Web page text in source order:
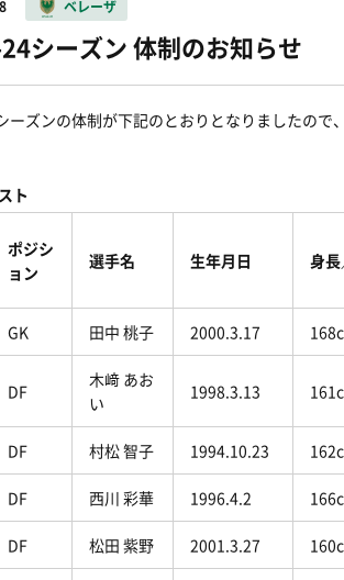
ベレーザ
シーズン 体制のお知らせ
ーズンの体制が下記のとおりとなりましたの
ト
ポジシ
ョン
選手名 生年月日 身
GK 田中 桃子 2000.3.17
DF
木﨑 あお
い
1998.3.13
DF 村松 智子 1994.10.23
DF 西川 彩華 1996.4.2
DF 松田 紫野 2001.3.27